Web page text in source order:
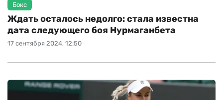
Бокс
17 сентября 2024, 12:50
Ждать осталось недолго: стала известна
дата следующего боя Нурмаганбета